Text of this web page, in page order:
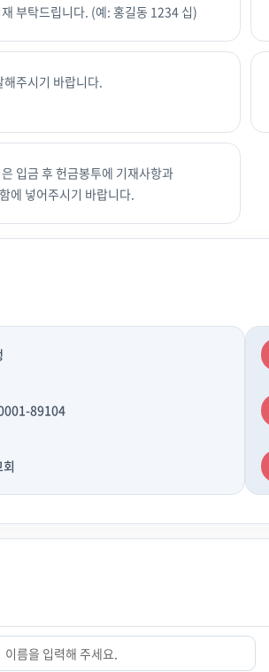
부탁드립니다. (예: 홍길동 1234 십)
주시기 바랍니다.
입금 후 헌금봉투에 기재사항과
에 넣어주시기 바랍니다.
89104